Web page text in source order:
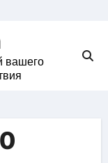
вашего